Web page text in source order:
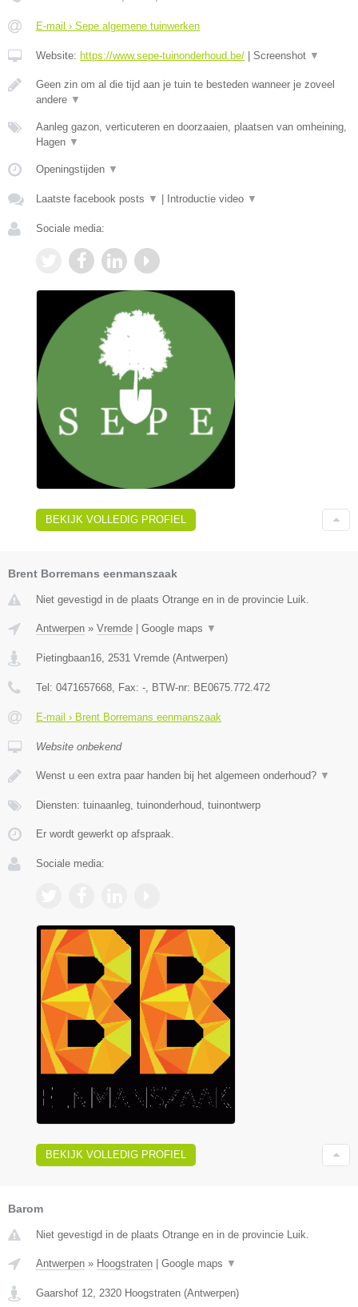
E-mail › Sepe algemene tuinwerken
Website: https://www.sepe-tuinonderhoud.be/ Screenshot ▼
Geen zin om al die tijd aan je tuin te besteden wanneer je zoveel
andere ▼
Aanleg gazon, verticuteren en doorzaaien, plaatsen van omheining,
Hagen ▼
Openingstijden ▼
Laatste facebook posts ▼ Introductie video ▼
Sociale media:
BEKIJK VOLLEDIG PROFIEL
Brent Borremans eenmanszaak
Niet gevestigd in de plaats Otrange en in de provincie Luik.
Antwerpen » Vremde Google maps ▼
Pietingbaan16, 2531 Vremde (Antwerpen)
Tel: 0471657668, Fax: -, BTW-nr: BE0675.772.472
E-mail › Brent Borremans eenmanszaak
Website onbekend
Wenst u een extra paar handen bij het algemeen onderhoud? ▼
Diensten: tuinaanleg, tuinonderhoud, tuinontwerp
Er wordt gewerkt op afspraak.
Sociale media:
BEKIJK VOLLEDIG PROFIEL
Barom
Niet gevestigd in de plaats Otrange en in de provincie Luik.
Antwerpen » Hoogstraten Google maps ▼
Gaarshof 12, 2320 Hoogstraten (Antwerpen)